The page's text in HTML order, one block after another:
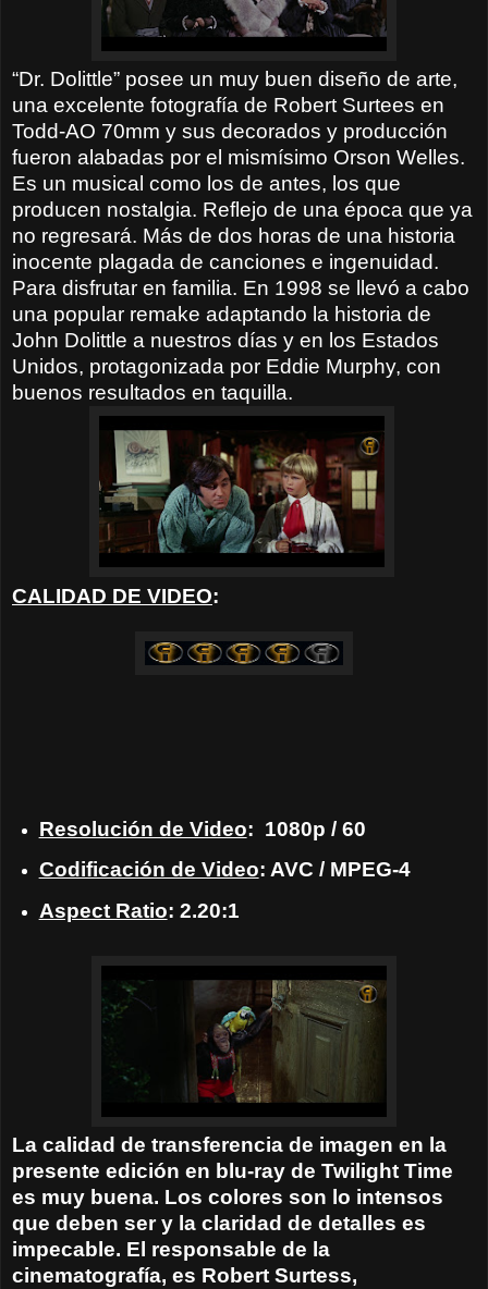
“Dr. Dolittle” posee un muy buen diseño de arte,
una excelente fotografía de Robert Surtees en
Todd-AO 70mm y sus decorados y producción
fueron alabadas por el mismísimo Orson Welles.
Es un musical como los de antes, los que
producen nostalgia. Reflejo de una época que ya
no regresará. Más de dos horas de una historia
inocente plagada de canciones e ingenuidad.
Para disfrutar en familia. En 1998 se llevó a cabo
una popular remake adaptando la historia de
John Dolittle a nuestros días y en los Estados
Unidos, protagonizada por Eddie Murphy, con
buenos resultados en taquilla.
CALIDAD DE VIDEO:
Resolución de Video: 1080p / 60
Codificación de Video: AVC / MPEG-4
Aspect Ratio: 2.20:1
La calidad de transferencia de imagen en la
presente edición en blu-ray de Twilight Time
es muy buena. Los colores son lo intensos
que deben ser y la claridad de detalles es
impecable. El responsable de la
cinematografía, es Robert Surtess,